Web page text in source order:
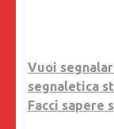
Vuoi
segnaletica
Facci sapere